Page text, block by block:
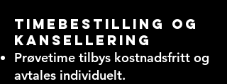
Timebestilling og
kansellering
Prøvetime tilbys kostnadsfritt og
avtales individuelt.